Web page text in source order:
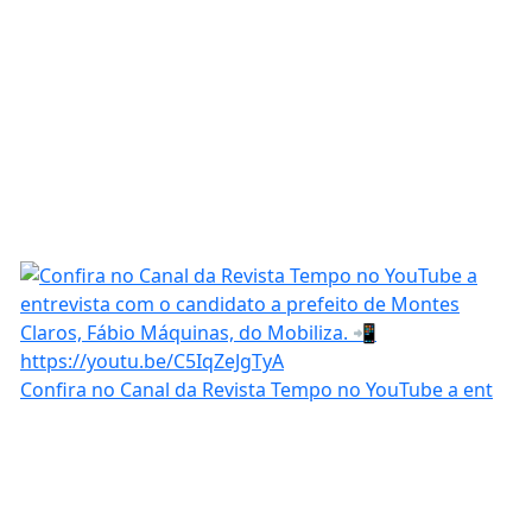
Confira no Canal da Revista Tempo no YouTube a ent